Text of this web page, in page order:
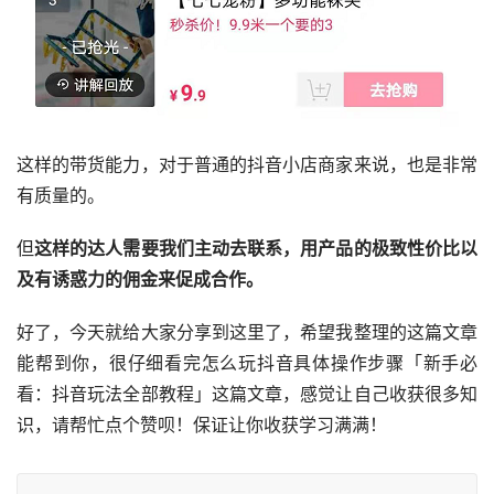
这样的带货能力，对于普通的抖音小店商家来说，也是非常
有质量的。
但这样的达人需要我们主动去联系，用产品的极致性价比以
及有诱惑力的佣金来促成合作。
好了，今天就给大家分享到这里了，希望我整理的这篇文章
能帮到你，很仔细看完怎么玩抖音具体操作步骤「新手必
看：抖音玩法全部教程」这篇文章，感觉让自己收获很多知
识，请帮忙点个赞呗！保证让你收获学习满满！